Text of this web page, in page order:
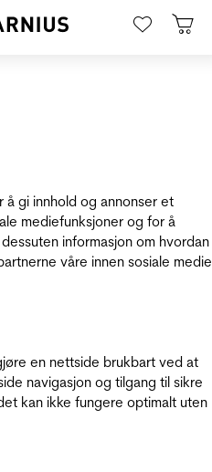
å gi innhold og annonser et
mediefunksjoner og for å
informasjon om hvordan
våre innen sosiale
en nettside brukbart ved at
navigasjon og tilgang til sikre
kan ikke fungere optimalt uten